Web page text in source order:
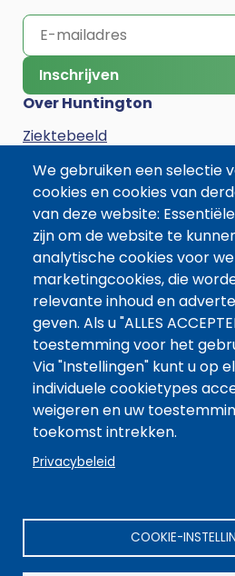
We gebruiken een selectie
cookies en cookies van
van deze website:
zijn om de website te
analytische cookies voor
marketingcookies, die
relevante inhoud en
geven. Als u "ALLES
toestemming voor het
Via "Instellingen" kunt u op
individuele cookietypes
weigeren en uw
toekomst intrekken.
Privacybeleid
COOKIE-
Over Huntington
Ziektebeeld
Cliëntreis
Veelgestelde vragen
Voor professionals
Huidig onderzoek
Kennisagenda
Kennisbank
Scholing
Vakgroepen
Documenten
Contact
Inschrijven